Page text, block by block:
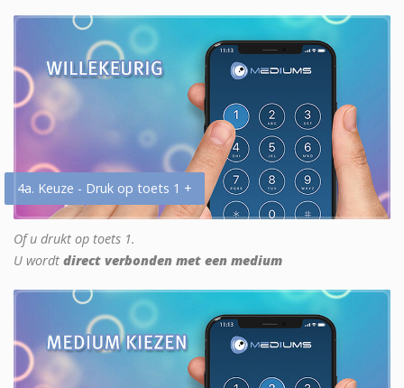
4a. Keuze - Druk op toets 1 +
Of u drukt op toets 1.
U wordt direct verbonden met een medium